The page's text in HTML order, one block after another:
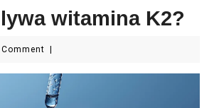
witamina K2?